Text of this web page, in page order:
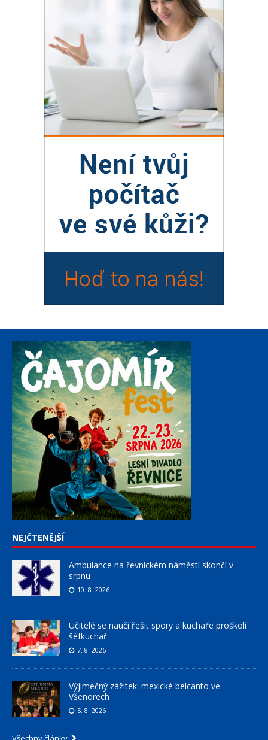
NEJČTENĚJŠÍ
Ambulance na řevnickém náměstí skončí v
srpnu
10. 8. 2026
Učitelé se naučí řešit spory a kuchaře proškolí
šéfkuchař
7. 8. 2026
Výjimečný zážitek: mexické belcanto ve
Všenorech
5. 8. 2026